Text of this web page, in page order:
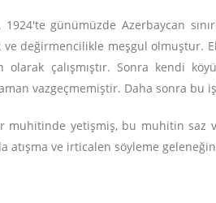
1924'te günümüzde Azerbaycan
ve değirmencilikle meşgul olmuştur.
olarak çalışmıştır. Sonra kendi
vazgeçmemiştir. Daha sonra bu
muhitinde yetişmiş, bu muhitin saz
atışma ve irticalen söyleme